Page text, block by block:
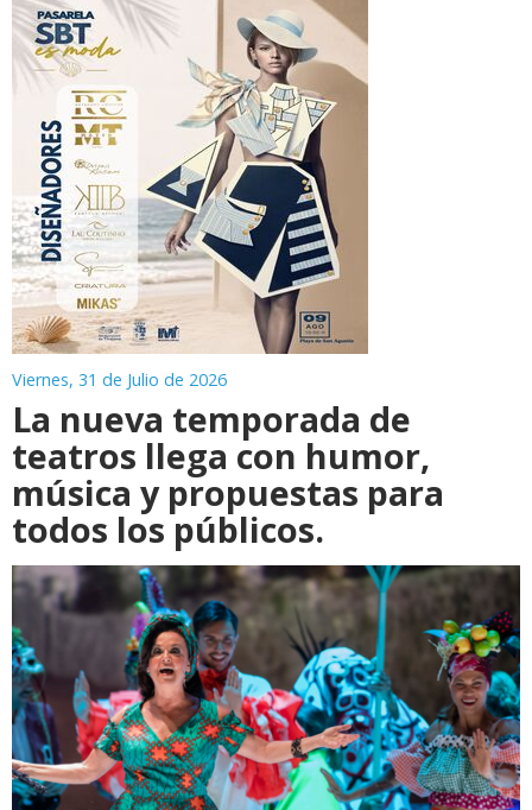
Viernes, 31 de Julio de 2026
La nueva temporada de
teatros llega con humor,
música y propuestas para
todos los públicos.